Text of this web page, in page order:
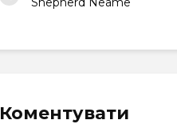
Коментувати